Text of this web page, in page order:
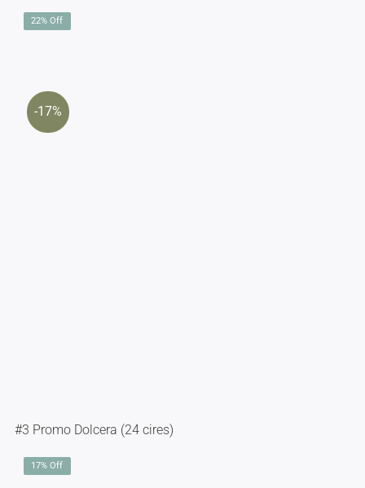
22% Off
-17%
#3 Promo Dolcera (24 cires)
17% Off